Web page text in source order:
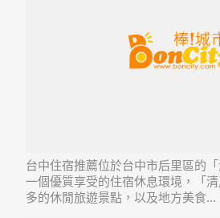
台中住宿推薦位於台中市后里區的
一個優質享受的住宿休息環境，「
多的休閒旅遊景點，以及地方美食...